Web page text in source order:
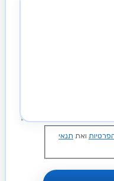
ואת תנאי